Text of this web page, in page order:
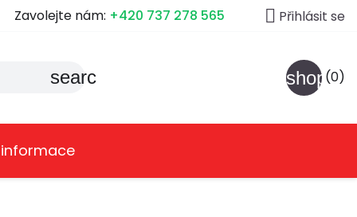
Zavolejte nám: +420 737 278 565  Přihlásit se
search (0)